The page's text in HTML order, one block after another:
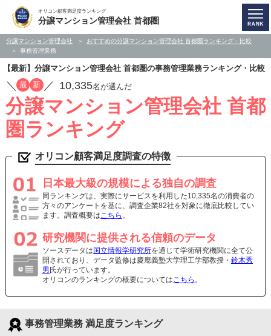
オリコン顧客満足度ランキング
分譲マンション管理会社 首都圏
分譲マンション管理会社
おすすめの分譲マンション管理会社 首都圏ランキング・比較
事務管理業務
【最新】分譲マンション管理会社 首都圏の事務管理業務ランキング・比較
／ 最 新 ／ 10,335名が選んだ
分譲マンション管理会社 首都
圏ランキング
オリコン顧客満足度調査の特徴
日本最大級の規模による独自の調査
同ランキングは、実際にサービスを利用した10,335名の消費者の
方々のアンケートを基に、調査企業82社を対象に徹底比較してい
ます。調査概要はこちら 。
研究機関に提供される信頼のデータ
ソースデータは 国立情報学研究所を通じて学術研究機関に全て公
開されており、データ監修は慶應義塾大学理工学部教授・ 鈴木秀
男 氏が行っています。
オリコンのランキングの概要についてはこちら 。
事務管理業務 満足度ランキング